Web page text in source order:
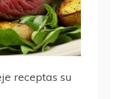
receptas su